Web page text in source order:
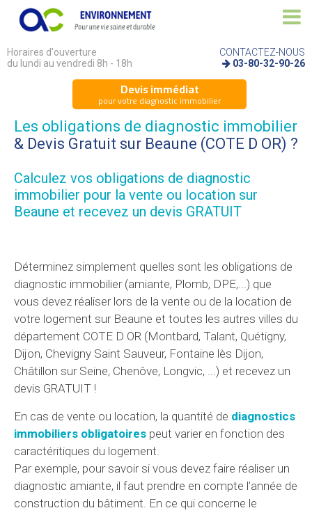
Horaires d'ouverture
du lundi au vendredi 8h - 18h
CONTACTEZ-NOUS
03-80-32-90-26
Devis immédiat
pour votre diagnostic immobilier
Les obligations de diagnostic immobilier
& Devis Gratuit sur Beaune (COTE D OR) ?
Calculez vos obligations de diagnostic
immobilier pour la vente ou location sur
Beaune et recevez un devis GRATUIT
Déterminez simplement quelles sont les obligations de
diagnostic immobilier (amiante, Plomb, DPE,...) que
vous devez réaliser lors de la vente ou de la location de
votre logement sur Beaune et toutes les autres villes du
département COTE D OR (Montbard, Talant, Quétigny,
Dijon, Chevigny Saint Sauveur, Fontaine lès Dijon,
Châtillon sur Seine, Chenôve, Longvic, ...) et recevez un
devis GRATUIT !
En cas de vente ou location, la quantité de diagnostics
immobiliers obligatoires peut varier en fonction des
caractéritiques du logement.
Par exemple, pour savoir si vous devez faire réaliser un
diagnostic amiante, il faut prendre en compte l’année de
construction du bâtiment. En ce qui concerne le